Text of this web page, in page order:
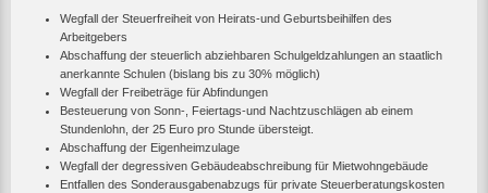
Wegfall der Steuerfreiheit von Heirats-und Geburtsbeihilfen des
Arbeitgebers
Abschaffung der steuerlich abziehbaren Schulgeldzahlungen an staatlich
anerkannte Schulen (bislang bis zu 30% möglich)
Wegfall der Freibeträge für Abfindungen
Besteuerung von Sonn-, Feiertags-und Nachtzuschlägen ab einem
Stundenlohn, der 25 Euro pro Stunde übersteigt.
Abschaffung der Eigenheimzulage
Wegfall der degressiven Gebäudeabschreibung für Mietwohngebäude
Entfallen des Sonderausgabenabzugs für private Steuerberatungskosten